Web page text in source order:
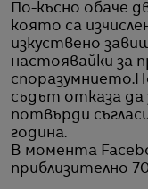
По-късно обаче
която са
изкуствено
настоявайки за
съдът отказа да
потвърди
година.
В момента
приблизително